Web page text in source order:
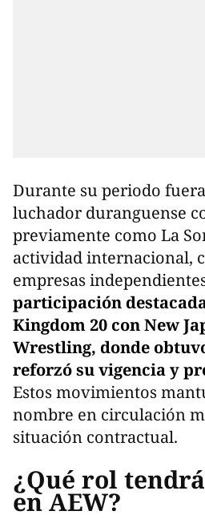
Durante su periodo
luchador duranguense
previamente como La
actividad internacional,
empresas
participación
Kingdom 20 con New
Wrestling, donde
reforzó su vigencia y
Estos movimientos
nombre en circulación
situación contractual.
¿Qué rol
en AEW?